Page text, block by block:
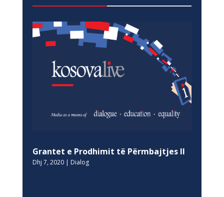
Grantet e Prodhimit të Përmbajtjes II
Dhj 7, 2020| Dialog